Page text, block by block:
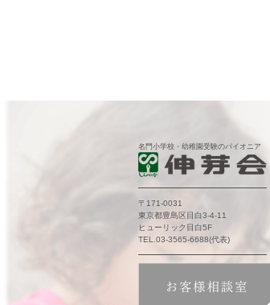
名門小学校・幼稚園受験のパイオニア
〒171-0031
東京都豊島区目白3-4-11
ヒューリック目白5F
TEL.03-3565-6688(代表)